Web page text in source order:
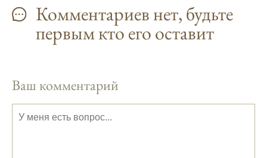
Прогноз клева на год вперед помогает мне
планировать свои рыбалки.
На рыболовном форуме, я нашел много
Сегодняшний прогноз клева совпал с
фазами луны, и у меня был отличный
результат.
Комментариев нет, будьте
первым кто его оставит
Ваш комментарий